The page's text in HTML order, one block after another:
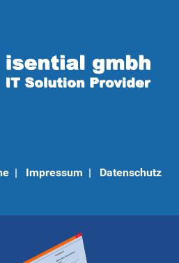
| Impressum | Datenschutz